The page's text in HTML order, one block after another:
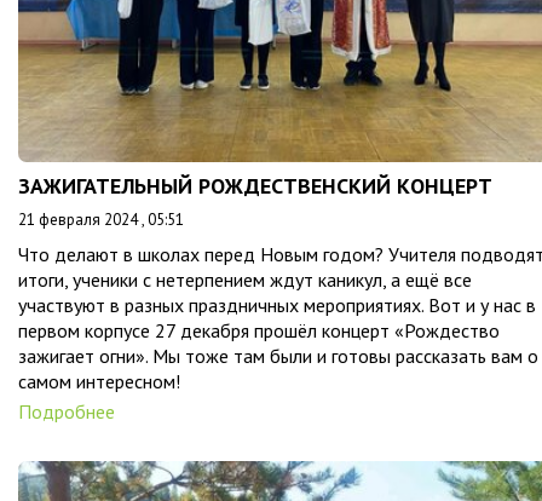
ЗАЖИГАТЕЛЬНЫЙ РОЖДЕСТВЕНСКИЙ КОНЦЕРТ
21 февраля 2024 , 05:51
Что делают в школах перед Новым годом? Учителя
итоги, ученики с нетерпением ждут каникул, а ещё все
участвуют в разных праздничных мероприятиях. Вот и у нас в
первом корпусе 27 декабря прошёл концерт «Рождество
зажигает огни». Мы тоже там были и готовы рассказать вам о
самом интересном!
Подробнее